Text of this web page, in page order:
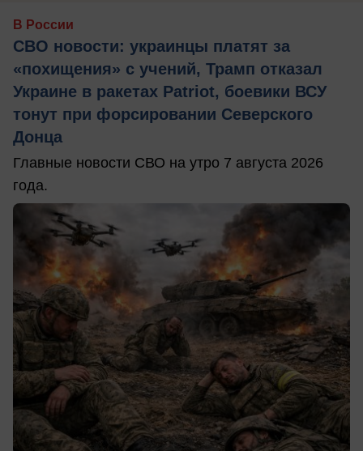
В России
СВО новости: украинцы платят за
«похищения» с учений, Трамп отказал
Украине в ракетах Patriot, боевики ВСУ
тонут при форсировании Северского
Донца
Главные новости СВО на утро 7 августа 2026
года.